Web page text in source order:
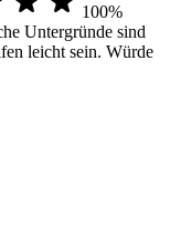
100%
Untergründe sind
leicht sein. Würde